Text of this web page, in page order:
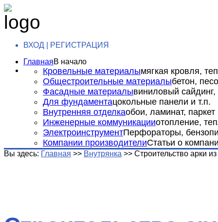
ВХОД | РЕГИСТРАЦИЯ
ГлавнаяВ начало
Кровельные материалымягкая кровля,
Общестроительные материалыбетон,
Фасадные материалывиниловый сайдинг,
Для фундаментацокольные панели и т.п.
Внутренняя отделкаобои, ламинат, паркет
Инженерные коммуникацииотопление,
ЭлектроинструментПерфораторы,
Компании производителиСтатьи о
Вы здесь: Главная >> Внутрянка >> Строительство арки